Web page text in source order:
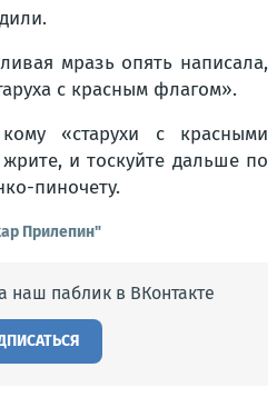
мразь опять написала,
с красным флагом».
«старухи с красными
и тоскуйте дальше по
пиночету.
Прилепин"
наш паблик в ВКонтакте